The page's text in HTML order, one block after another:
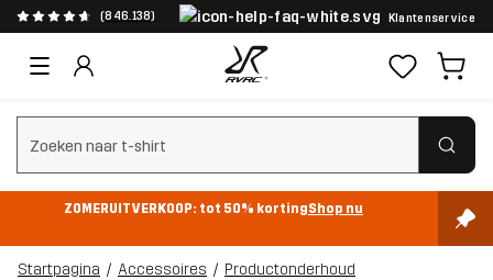
(846.138) Klantenservice
Zoeken wissen
ZOMERUITVERKOOP: tot 50% kortingShop nu
Startpagina Accessoires Productonderhoud